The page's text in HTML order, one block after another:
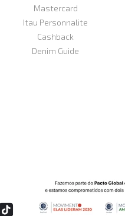
Mastercard
Itau Personnalite
Cashback
Denim Guide